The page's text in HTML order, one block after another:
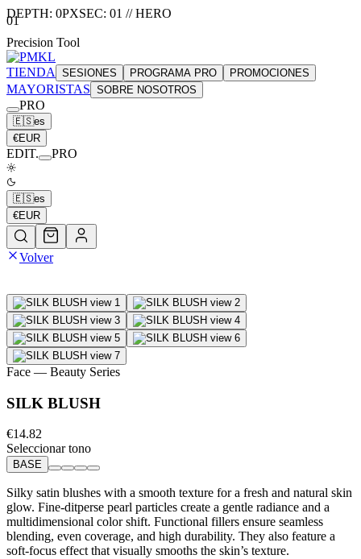
DEPTH: 0PXSEC: 01 //HERO
01
Precision Tool
TIENDA SESIONES PROGRAMA PRO PROMOCIONES
MAYORISTAS SOBRE NOSOTROS
PRO
🇪🇸es
€EUR
EDIT. PRO
🇪🇸es
€EUR
Volver
Face — Beauty Series
SILK BLUSH
€14.82
Seleccionar tono
BASE
Silky satin blushes with a smooth texture for a fresh and natural skin
glow. Fine-ditperse pearl particles create a gentle radiance and a
multidimensional color shift. Functional fillers ensure seamless
blending, even coverage, and high durability. They also feature a
soft-focus effect that visually smooths the skin’s texture.